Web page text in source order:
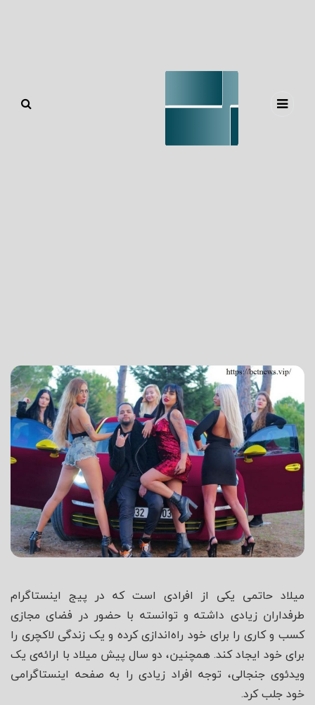
شاه
میلاد حاتمی یکی از افرادی است که در پیج اینستاگرام
طرفداران زیادی داشته و توانسته با حضور در فضای مجازی
کسب و کاری را برای خود راه‌اندازی کرده و یک زندگی لاکچری را
برای خود ایجاد کند. همچنین، دو سال پیش میلاد با ارائه‌ی یک
ویدئوی جنجالی، توجه افراد زیادی را به صفحه اینستاگرامی
خود جلب کرد.